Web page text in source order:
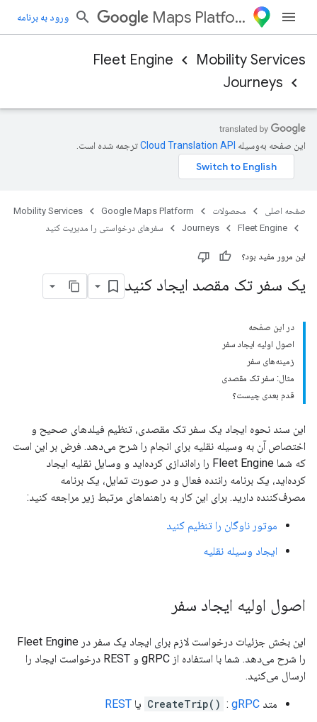
Maps Platform ورود به برنامه
Mobility Services
Fleet Engine
Journeys
این صفحه به‌وسیله ترجمه شده است.
صفحه اصلی محصولات Google Maps Platform
Mobility Services
Fleet Engine
Journeys سفرهای درخواستی را مدیریت کنید
این مرور مفید بود؟
یک سفر تک مقصد ایجاد کنید
در این صفحه
اصول اولیه ایجاد سفر
زمینه‌های سفر
مثال: سفر تک مقصدی
قدم بعدی چیست؟
این سند نحوه ایجاد یک سفر تک مقصدی، تنظیم فیلدهای صحیح و
اختصاص آن به وسیله نقلیه برای انجام را شرح می‌دهد. فرض بر این است
که شما Fleet Engine را راه‌اندازی کرده‌اید و وسایل نقلیه ایجاد
کرده‌اید، یک برنامه راننده فعال و در صورت تمایل، یک برنامه
مصرف‌کننده دارید. برای این کار به راهنماهای مرتبط زیر مراجعه کنید:
موتور ناوگان را تنظیم کنید
ایجاد وسیله نقلیه
اصول اولیه ایجاد سفر
این بخش جزئیات درخواست لازم برای ایجاد یک سفر در Fleet Engine
را شرح می‌دهد. شما با استفاده از gRPC و REST درخواست ایجاد را
ارسال می‌کنید.
متد CreateTrip() : gRPC یا REST